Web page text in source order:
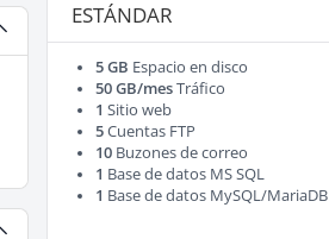
ESTÁNDAR
5 GB Espacio en disco
50 GB/mesTráfico
1 Sitio web
5Cuentas FTP
10 Buzones de correo
1 Base de datos MS SQL
1 Base de datos MySQL/MariaDB